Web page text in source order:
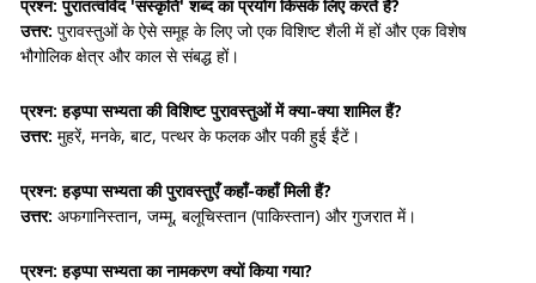
प्रश्न: पुरातत्वविद 'संस्कृति' शब्द का प्रयोग किसके लिए करते हैं?
उत्तर: पुरावस्तुओं के ऐसे समूह के लिए जो एक विशिष्ट शैली में हों और एक विशेष
भौगोलिक क्षेत्र और काल से संबद्ध हों।
प्रश्न: हड़प्पा सभ्यता की विशिष्ट पुरावस्तुओं में क्या-क्या शामिल हैं?
उत्तर: मुहरें, मनके, बाट, पत्थर के फलक और पकी हुई ईंटें।
प्रश्न: हड़प्पा सभ्यता की पुरावस्तुएँ कहाँ-कहाँ मिली हैं?
उत्तर: अफगानिस्तान, जम्मू, बलूचिस्तान (पाकिस्तान) और गुजरात में।
प्रश्न: हड़प्पा सभ्यता का नामकरण क्यों किया गया?